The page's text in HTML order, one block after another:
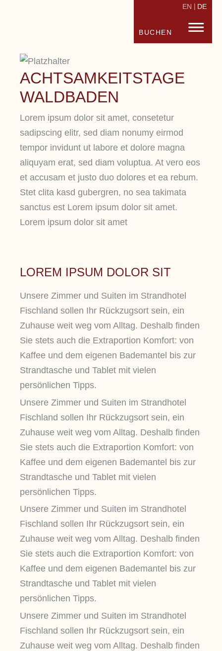
STRANDHOTEL FISCHLAND
BUCHEN
EN DE
ACHTSAMKEITSTAGE
WALDBADEN
Lorem ipsum dolor sit amet, consetetur
sadipscing elitr, sed diam nonumy eirmod
tempor invidunt ut labore et dolore magna
aliquyam erat, sed diam voluptua. At vero eos
et accusam et justo duo dolores et ea rebum.
Stet clita kasd gubergren, no sea takimata
sanctus est Lorem ipsum dolor sit amet.
Lorem ipsum dolor sit amet
LOREM IPSUM DOLOR SIT
Unsere Zimmer und Suiten im Strandhotel
Fischland sollen Ihr Rückzugsort sein, ein
Zuhause weit weg vom Alltag. Deshalb finden
Sie stets auch die Extraportion Komfort: von
Kaffee und dem eigenen Bademantel bis zur
Strandtasche und Tablet mit vielen
persönlichen Tipps.
Unsere Zimmer und Suiten im Strandhotel
Fischland sollen Ihr Rückzugsort sein, ein
Zuhause weit weg vom Alltag. Deshalb finden
Sie stets auch die Extraportion Komfort: von
Kaffee und dem eigenen Bademantel bis zur
Strandtasche und Tablet mit vielen
persönlichen Tipps.
Unsere Zimmer und Suiten im Strandhotel
Fischland sollen Ihr Rückzugsort sein, ein
Zuhause weit weg vom Alltag. Deshalb finden
Sie stets auch die Extraportion Komfort: von
Kaffee und dem eigenen Bademantel bis zur
Strandtasche und Tablet mit vielen
persönlichen Tipps.
Unsere Zimmer und Suiten im Strandhotel
Fischland sollen Ihr Rückzugsort sein, ein
Zuhause weit weg vom Alltag. Deshalb finden